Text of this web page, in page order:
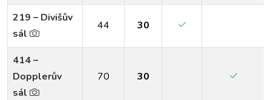
219 – Divišův
sál
44 30
414 –
Dopplerův
sál
70 30